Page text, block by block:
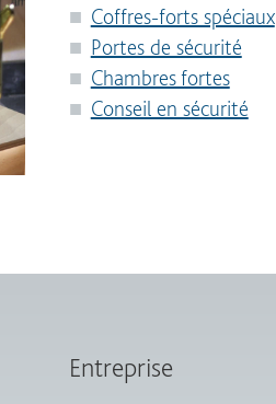
Coffres-forts spéciaux
Portes de sécurité
Chambres fortes
Conseil en sécurité
Entreprise